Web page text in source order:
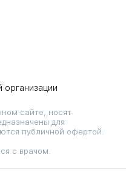
организации
сайте, носят
для
публичной офертой.
с врачом.